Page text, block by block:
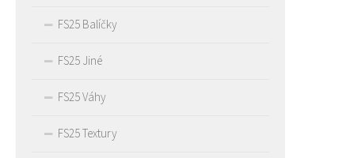
FS25 Balíčky
FS25 Jiné
FS25 Váhy
FS25 Textury